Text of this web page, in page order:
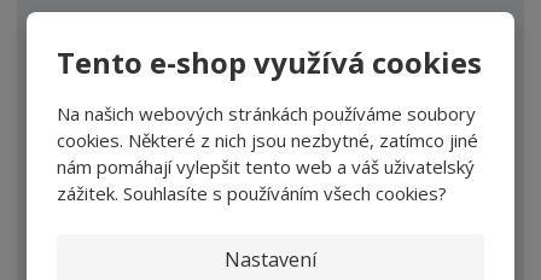
Tento e-shop využívá cookies
Na našich webových stránkách používáme soubory
cookies. Některé z nich jsou nezbytné, zatímco jiné
nám pomáhají vylepšit tento web a váš uživatelský
zážitek. Souhlasíte s používáním všech cookies?
Nastavení